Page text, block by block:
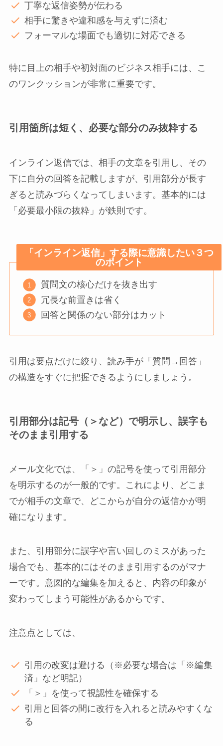
丁寧な返信姿勢が伝わる
相手に驚きや違和感を与えずに済む
フォーマルな場面でも適切に対応できる
特に目上の相手や初対面のビジネス相手には、こ
のワンクッションが非常に重要です。
引用箇所は短く、必要な部分のみ抜粋する
インライン返信では、相手の文章を引用し、その
下に自分の回答を記載しますが、引用部分が長す
ぎると読みづらくなってしまいます。基本的には
「必要最小限の抜粋」が鉄則です。
「インライン返信」する際に意識したい３つ
のポイント
質問文の核心だけを抜き出す
冗長な前置きは省く
回答と関係のない部分はカット
引用は要点だけに絞り、読み手が「質問→回答」
の構造をすぐに把握できるようにしましょう。
引用部分は記号（＞など）で明示し、誤字も
そのまま引用する
メール文化では、「＞」の記号を使って引用部分
を明示するのが一般的です。これにより、どこま
でが相手の文章で、どこからが自分の返信かが明
確になります。
また、引用部分に誤字や言い回しのミスがあった
場合でも、基本的にはそのまま引用するのがマナ
ーです。意図的な編集を加えると、内容の印象が
変わってしまう可能性があるからです。
注意点としては、
引用の改変は避ける（※必要な場合は「※編集
済」など明記）
「＞」を使って視認性を確保する
引用と回答の間に改行を入れると読みやすくな
る